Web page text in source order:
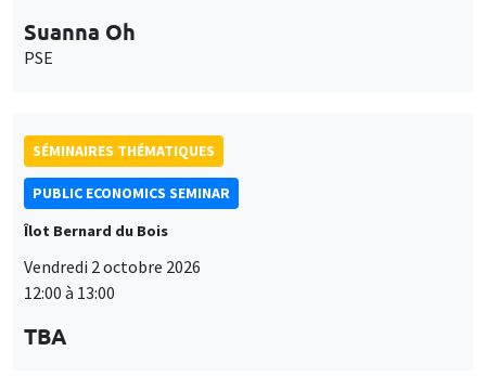
Suanna Oh
PSE
SÉMINAIRES THÉMATIQUES
PUBLIC ECONOMICS SEMINAR
Îlot Bernard du Bois
Vendredi 2 octobre 2026
12:00 à 13:00
TBA